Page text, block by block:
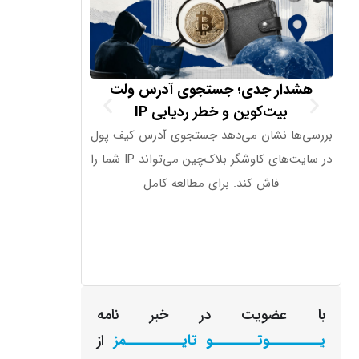
هشدار جدی؛ جستجوی آدرس ولت
بیت‌کوین و خطر ردیابی IP
بررسی‌ها نشان می‌دهد جستجوی آدرس کیف پول
در سایت‌های کاوشگر بلاک‌چین می‌تواند IP شما را
فاش کند. برای مطالعه کامل
با عضویت در خبر نامه
یـــــــــوتــــــــو تایــــــــــمز از